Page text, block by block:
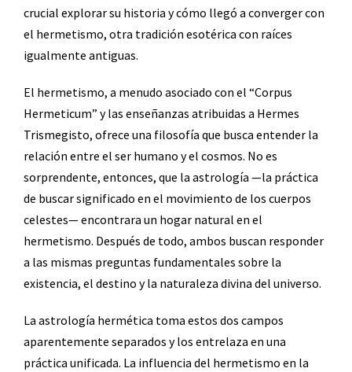
crucial explorar su historia y cómo llegó a converger con
el hermetismo, otra tradición esotérica con raíces
igualmente antiguas.
El hermetismo, a menudo asociado con el “Corpus
Hermeticum” y las enseñanzas atribuidas a Hermes
Trismegisto, ofrece una filosofía que busca entender la
relación entre el ser humano y el cosmos. No es
sorprendente, entonces, que la astrología —la práctica
de buscar significado en el movimiento de los cuerpos
celestes— encontrara un hogar natural en el
hermetismo. Después de todo, ambos buscan responder
a las mismas preguntas fundamentales sobre la
existencia, el destino y la naturaleza divina del universo.
La astrología hermética toma estos dos campos
aparentemente separados y los entrelaza en una
práctica unificada. La influencia del hermetismo en la